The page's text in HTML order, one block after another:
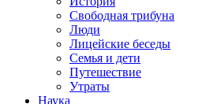
Свободная трибуна
Люди
Лицейские беседы
Семья и дети
Путешествие
Утраты
Наука